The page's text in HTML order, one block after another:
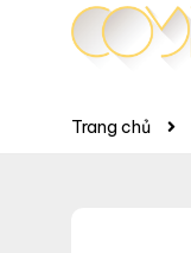
Trang chủ